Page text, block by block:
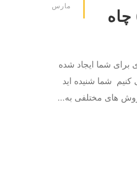
مارس
لوله بازکنی مقدس اردبیلی 09129615767 چاه
برای شما ایجاد شده
شما شنیده اید
روش های مختلفی به...